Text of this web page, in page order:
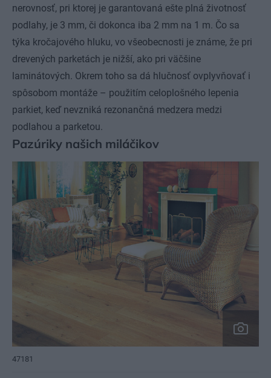
nerovnosť, pri ktorej je garantovaná ešte plná životnosť
podlahy, je 3 mm, či dokonca iba 2 mm na 1 m. Čo sa
týka kročajového hluku, vo všeobecnosti je známe, že pri
drevených parketách je nižší, ako pri väčšine
laminátových. Okrem toho sa dá hlučnosť ovplyvňovať i
spôsobom montáže – použitím celoplošného lepenia
parkiet, keď nevzniká rezonančná medzera medzi
podlahou a parketou.
Pazúriky našich miláčikov
47181